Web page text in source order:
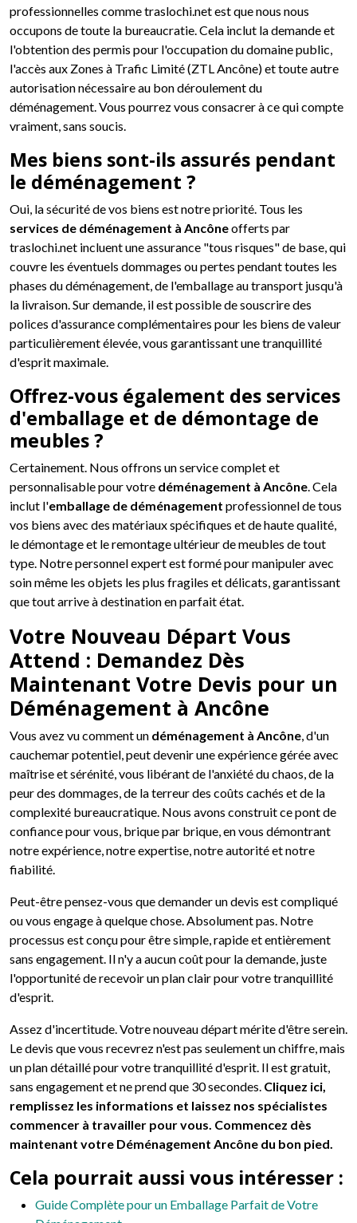
professionnelles comme traslochi.net est que nous nous
occupons de toute la bureaucratie. Cela inclut la demande et
l'obtention des permis pour l'occupation du domaine public,
l'accès aux Zones à Trafic Limité (ZTL Ancône) et toute autre
autorisation nécessaire au bon déroulement du
déménagement. Vous pourrez vous consacrer à ce qui compte
vraiment, sans soucis.
Mes biens sont-ils assurés pendant
le déménagement ?
Oui, la sécurité de vos biens est notre priorité. Tous les
services de déménagement à Ancôneofferts par
traslochi.net incluent une assurance "tous risques" de base, qui
couvre les éventuels dommages ou pertes pendant toutes les
phases du déménagement, de l'emballage au transport jusqu'à
la livraison. Sur demande, il est possible de souscrire des
polices d'assurance complémentaires pour les biens de valeur
particulièrement élevée, vous garantissant une tranquillité
d'esprit maximale.
Offrez-vous également des services
d'emballage et de démontage de
meubles ?
Certainement. Nous offrons un service complet et
personnalisable pour votre déménagement à Ancône . Cela
inclut l'emballage de déménagement professionnel de tous
vos biens avec des matériaux spécifiques et de haute qualité,
le démontage et le remontage ultérieur de meubles de tout
type. Notre personnel expert est formé pour manipuler avec
soin même les objets les plus fragiles et délicats, garantissant
que tout arrive à destination en parfait état.
Votre Nouveau Départ Vous
Attend : Demandez Dès
Maintenant Votre Devis pour un
Déménagement à Ancône
Vous avez vu comment un déménagement à Ancône , d'un
cauchemar potentiel, peut devenir une expérience gérée avec
maîtrise et sérénité, vous libérant de l'anxiété du chaos, de la
peur des dommages, de la terreur des coûts cachés et de la
complexité bureaucratique. Nous avons construit ce pont de
confiance pour vous, brique par brique, en vous démontrant
notre expérience, notre expertise, notre autorité et notre
fiabilité.
Peut-être pensez-vous que demander un devis est compliqué
ou vous engage à quelque chose. Absolument pas. Notre
processus est conçu pour être simple, rapide et entièrement
sans engagement. Il n'y a aucun coût pour la demande, juste
l'opportunité de recevoir un plan clair pour votre tranquillité
d'esprit.
Assez d'incertitude. Votre nouveau départ mérite d'être serein.
Le devis que vous recevrez n'est pas seulement un chiffre, mais
un plan détaillé pour votre tranquillité d'esprit. Il est gratuit,
sans engagement et ne prend que 30 secondes. Cliquez ici,
remplissez les informations et laissez nos spécialistes
commencer à travailler pour vous. Commencez dès
maintenant votre Déménagement Ancône du bon pied.
Cela pourrait aussi vous intéresser :
Guide Complète pour un Emballage Parfait de Votre